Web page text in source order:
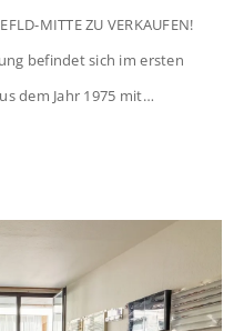
MITTE ZU VERKAUFEN!
befindet sich im ersten
dem Jahr 1975 mit
Platz für eine […]